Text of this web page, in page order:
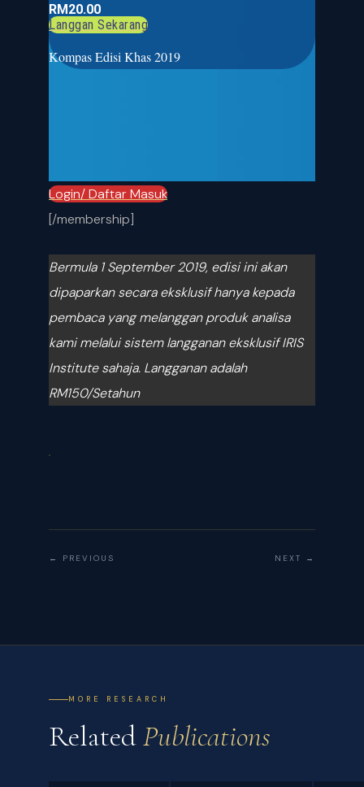
RM20.00
Langgan Sekarang
Kompas Edisi Khas 2019
Login/ Daftar Masuk
[/membership]
Bermula 1 September 2019, edisi ini akan
dipaparkan secara eksklusif hanya kepada
pembaca yang melanggan produk analisa
kami melalui sistem langganan eksklusif IRIS
Institute sahaja. Langganan adalah
RM150/Setahun
← PREVIOUS NEXT →
MORE RESEARCH
RelatedPublications